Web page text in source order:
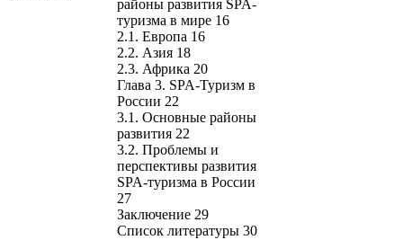
районы развития SPA-
туризма в мире 16
2.1. Европа 16
2.2. Азия 18
2.3. Африка 20
Глава 3. SPA-Туризм в
России 22
3.1. Основные районы
развития 22
3.2. Проблемы и
перспективы развития
SPA-туризма в России
27
Заключение 29
Список литературы 30